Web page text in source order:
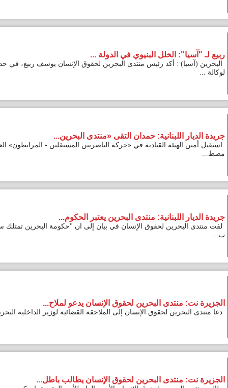
الخلل البنيوي في الدولة ...
: أكد رئيس منتدى البحرين لحقوق الإنسان يوسف ربيع، في حديث
اللبنانية: حمدان التقى «منتدى البحرين...
الهيئة القيادية في «حركة الناصريين المستقلين - المرابطون» العميد
اللبنانية: منتدى البحرين يعتبر الحكوم...
لحقوق الإنسان في بيان إلى ان "حكومة البحرين تمتلك سجلا مليئا
منتدى البحرين لحقوق الإنسان يدعو لملاح...
لحقوق الإنسان إلى الملاحقة القضائية لوزير الداخلية البحريني ال...
منتدى البحرين لحقوق الإنسان يطالب باطل...